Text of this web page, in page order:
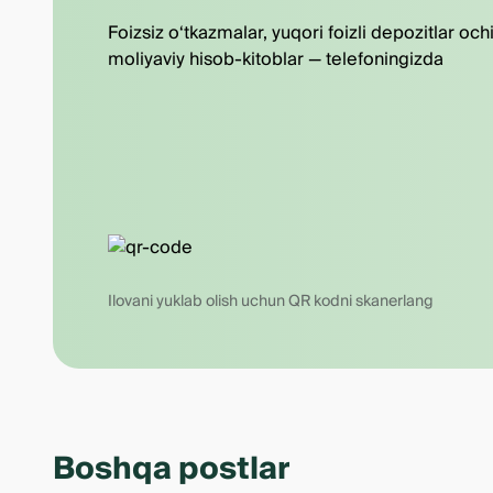
Foizsiz o‘tkazmalar, yuqori foizli depozitlar
moliyaviy hisob-kitoblar — telefoningizda
Ilovani yuklab olish uchun QR kodni skanerlang
Boshqa postlar